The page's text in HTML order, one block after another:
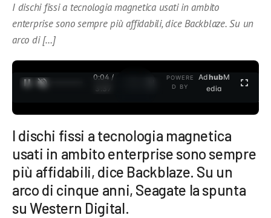
I dischi fissi a tecnologia magnetica usati in ambito
enterprise sono sempre più affidabili, dice Backblaze. Su un
arco di […]
0:04 /
3:37
POWERE
D BY
AdhubM
edia
I dischi fissi a tecnologia magnetica
usati in ambito enterprise sono sempre
più affidabili, dice Backblaze. Su un
arco di cinque anni, Seagate la spunta
su Western Digital.